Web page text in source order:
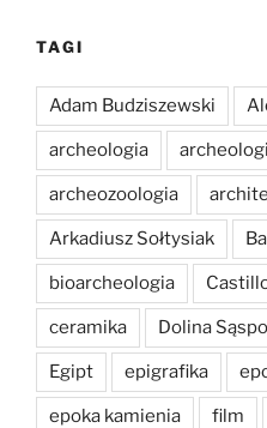
TAGI
Adam Budziszewski
archeologia
archeozoologia
Arkadiusz Sołtysiak
bioarcheologia
ceramika Dolina
Egipt epigrafika
epoka kamienia film